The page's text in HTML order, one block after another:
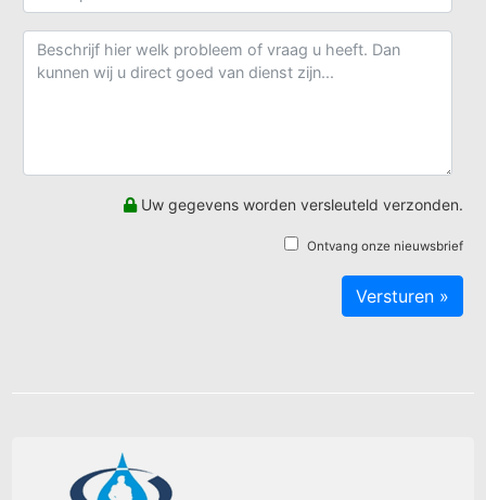
Uw gegevens worden versleuteld verzonden.
Ontvang onze nieuwsbrief